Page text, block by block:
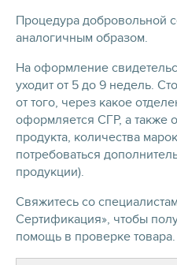
Процедура добровольной
аналогичным образом.
На оформление
уходит от 5 до 9 недель.
от того, через какое
оформляется СГР, а также
продукта, количества
потребоваться
продукции).
Свяжитесь со
Сертификация», чтобы
помощь в проверке товара.